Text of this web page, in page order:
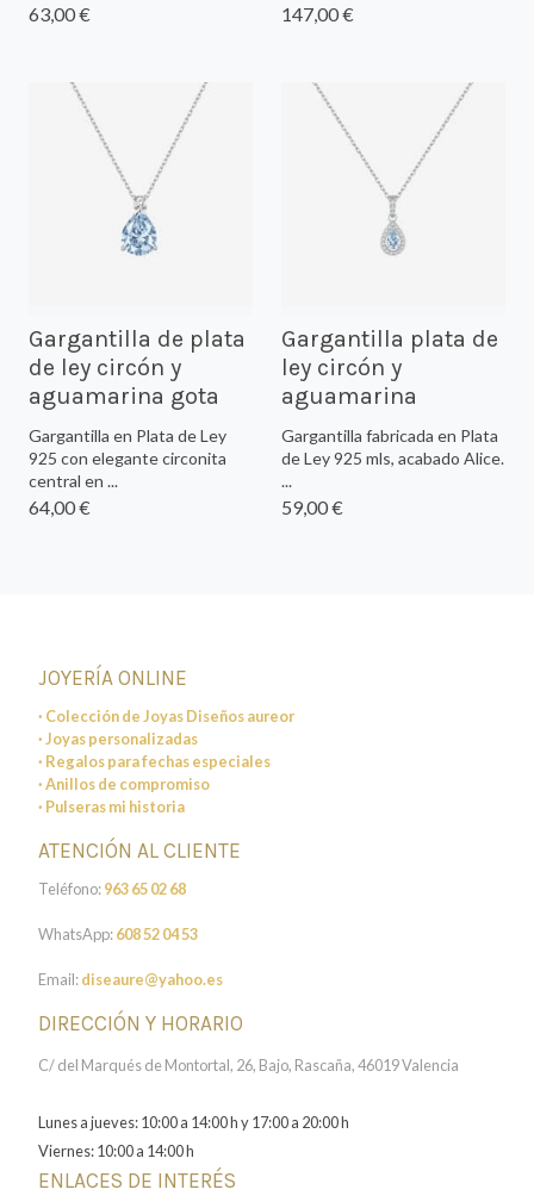
63,00 € 147,00 €
Gargantilla de plata
de ley circón y
aguamarina gota
Gargantilla en Plata de Ley
925 con elegante circonita
central en ...
64,00 €
Gargantilla plata de
ley circón y
aguamarina
Gargantilla fabricada en Plata
de Ley 925 mls, acabado Alice.
...
59,00 €
JOYERÍA ONLINE
· Colección de Joyas Diseños aureor
· Joyas personalizadas
· Regalos para fechas especiales
· Anillos de compromiso
· Pulseras mi historia
ATENCIÓN AL CLIENTE
Teléfono:963 65 02 68
WhatsApp:608 52 04 53
Email:diseaure@yahoo.es
DIRECCIÓN Y HORARIO
C/ del Marqués de Montortal, 26, Bajo, Rascaña, 46019 Valencia
Lunes a jueves: 10:00 a 14:00 h y 17:00 a 20:00 h
Viernes: 10:00 a 14:00 h
ENLACES DE INTERÉS